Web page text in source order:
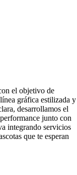
el objetivo de
gráfica estilizada y
desarrollamos el
junto con
integrando servicios
que te esperan